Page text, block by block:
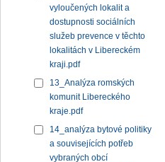
vyloučených lokalit a
dostupnosti sociálních
služeb prevence v těchto
lokalitách v Libereckém
kraji.pdf
13_Analýza romských
komunit Libereckého
kraje.pdf
14_analýza bytové politiky
a souvisejících potřeb
vybraných obcí